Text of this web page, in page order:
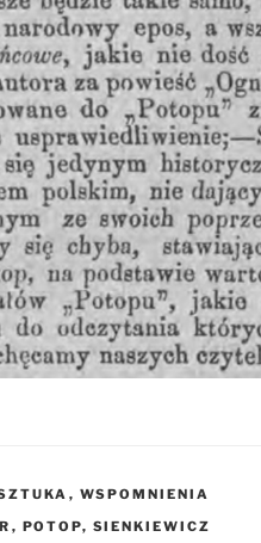
, WSPOMNIENIA
, POTOP, SIENKIEWICZ